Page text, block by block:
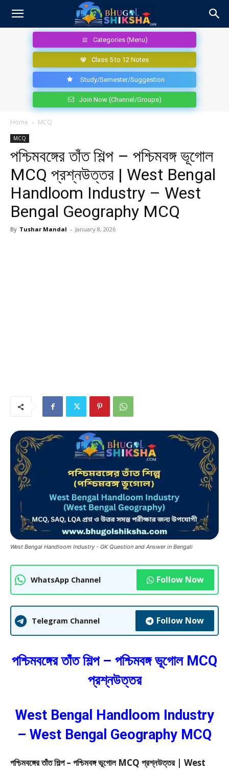
Categories (Menu)
Class 5 to 12 Notes
Study/Semester/Suggestion
Join Now (Channel/Groups)
Home MCQ
MCQ
পশ্চিমবঙ্গের তাঁত শিল্প – পশ্চিমবঙ্গ ভূগোল
MCQ প্রশ্নউত্তর | West Bengal
Handloom Industry – West
Bengal Geography MCQ
By Tushar Mandal - January 8, 2026
West Bengal Handloom Industry - GK Question and Answer in Bengali
WhatsApp Channel Follow Now
Telegram Channel Follow Now
পশ্চিমবঙ্গের তাঁত শিল্প – পশ্চিমবঙ্গ ভূগোল MCQ
প্রশ্নউত্তর
West Bengal Handloom Industry
– West Bengal Geography MCQ
পশ্চিমবঙ্গের তাঁত শিল্প – পশ্চিমবঙ্গ ভূগোল MCQ প্রশ্নউত্তর | West